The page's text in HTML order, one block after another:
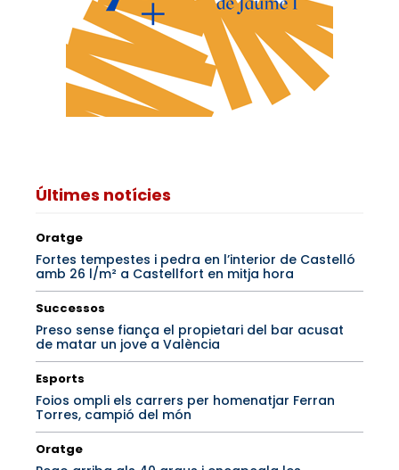
Últimes notícies
Oratge
Fortes tempestes i pedra en l’interior de Castelló
amb 26 l/m² a Castellfort en mitja hora
Successos
Preso sense fiança el propietari del bar acusat
de matar un jove a València
Esports
Foios ompli els carrers per homenatjar Ferran
Torres, campió del món
Oratge